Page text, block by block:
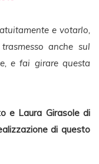
e votarlo,
anche sul
e fai girare questa
e Laura Girasole di
di questo